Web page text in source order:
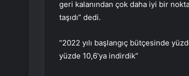
geri kalanından çok daha iyi bir
taşıdı” dedi.
“2022 yılı başlangıç ​​bütçesinde
yüzde 10,6’ya indirdik”